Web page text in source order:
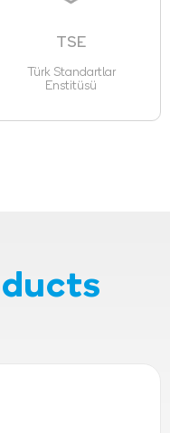
TSE
Türk Standartlar
Enstitüsü